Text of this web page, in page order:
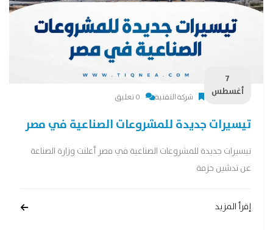
7
أغسطس
شركة التقنية 0 تعليق
تيسيرات جديدة للمشروعات الصناعية في مصر
تيسيرات جديدة للمشروعات الصناعية في مصر أعلنت وزارة الصناعة
عن تدشين حزمة
إقرأ المزيد